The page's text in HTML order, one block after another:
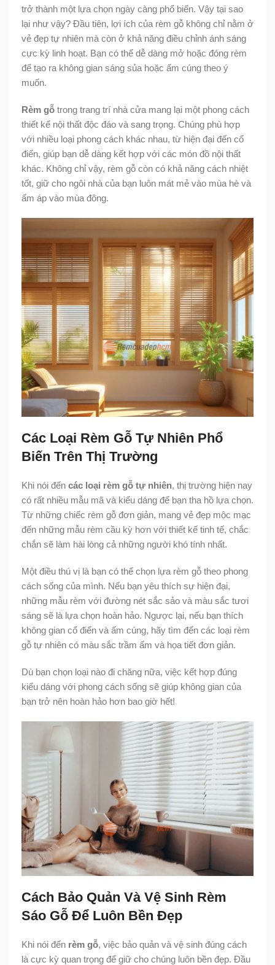
trở thành một lựa chọn ngày càng phổ biến. Vậy tại sao
lại như vậy? Đầu tiên, lợi ích của rèm gỗ không chỉ nằm ở
vẻ đẹp tự nhiên mà còn ở khả năng điều chỉnh ánh sáng
cực kỳ linh hoạt. Bạn có thể dễ dàng mở hoặc đóng rèm
để tạo ra không gian sáng sủa hoặc ấm cúng theo ý
muốn.
Rèm gỗ trong trang trí nhà cửa mang lại một phong cách
thiết kế nội thất độc đáo và sang trọng. Chúng phù hợp
với nhiều loại phong cách khác nhau, từ hiện đại đến cổ
điển, giúp bạn dễ dàng kết hợp với các món đồ nội thất
khác. Không chỉ vậy, rèm gỗ còn có khả năng cách nhiệt
tốt, giữ cho ngôi nhà của bạn luôn mát mẻ vào mùa hè và
ấm áp vào mùa đông.
Các Loại Rèm Gỗ Tự Nhiên Phổ
Biến Trên Thị Trường
Khi nói đến các loại rèm gỗ tự nhiên, thị trường hiện nay
có rất nhiều mẫu mã và kiểu dáng để bạn tha hồ lựa chọn.
Từ những chiếc rèm gỗ đơn giản, mang vẻ đẹp mộc mạc
đến những mẫu rèm cầu kỳ hơn với thiết kế tinh tế, chắc
chắn sẽ làm hài lòng cả những người khó tính nhất.
Một điều thú vị là bạn có thể chọn lựa rèm gỗ theo phong
cách sống của mình. Nếu bạn yêu thích sự hiện đại,
những mẫu rèm với đường nét sắc sảo và màu sắc tươi
sáng sẽ là lựa chọn hoàn hảo. Ngược lại, nếu bạn thích
không gian cổ điển và ấm cúng, hãy tìm đến các loại rèm
gỗ tự nhiên có màu sắc trầm ấm và họa tiết đơn giản.
Dù bạn chọn loại nào đi chăng nữa, việc kết hợp đúng
kiểu dáng với phong cách sống sẽ giúp không gian của
bạn trở nên hoàn hảo hơn bao giờ hết!
Cách Bảo Quản Và Vệ Sinh Rèm
Sáo Gỗ Để Luôn Bền Đẹp
Khi nói đến rèm gỗ, việc bảo quản và vệ sinh đúng cách
là cực kỳ quan trọng để giữ cho chúng luôn bền đẹp. Đầu